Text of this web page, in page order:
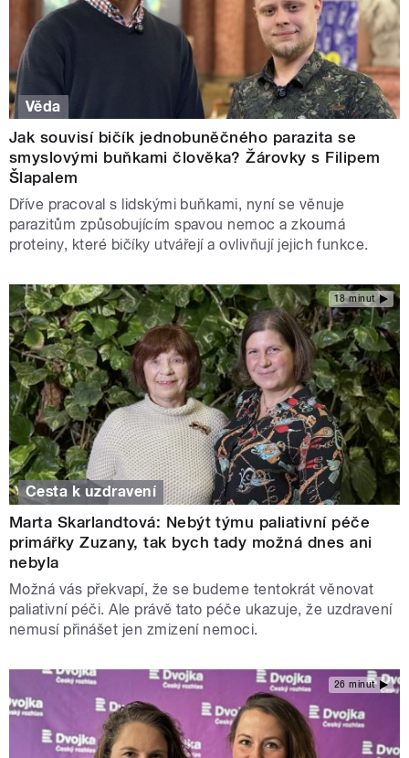
Věda
Jak souvisí bičík jednobuněčného parazita se
smyslovými buňkami člověka? Žárovky s Filipem
Šlapalem
Dříve pracoval s lidskými buňkami, nyní se věnuje
parazitům způsobujícím spavou nemoc a zkoumá
proteiny, které bičíky utvářejí a ovlivňují jejich funkce.
18 minut
Cesta k uzdravení
Marta Skarlandtová: Nebýt týmu paliativní péče
primářky Zuzany, tak bych tady možná dnes ani
nebyla
Možná vás překvapí, že se budeme tentokrát věnovat
paliativní péči. Ale právě tato péče ukazuje, že uzdravení
nemusí přinášet jen zmizení nemoci.
26 minut